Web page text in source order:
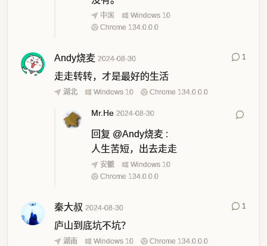
中国
Windows 10
Chrome 134.0.0.0
Andy烧麦 2024-08-30 1
走走转转，才是最好的生活
湖北 Windows 10 Chrome 134.0.0.0
Mr.He 2024-08-30
回复 @Andy烧麦 :
人生苦短，出去走走
安徽
Windows 10
Chrome 134.0.0.0
秦大叔 2024-08-30 1
庐山到底坑不坑？
湖南 Windows 10 Chrome 134.0.0.0